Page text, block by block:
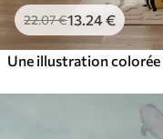
22.07€13 .24€